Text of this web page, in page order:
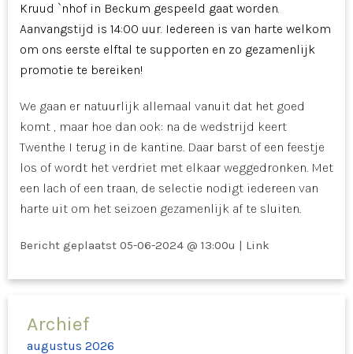
Kruud `nhof in Beckum gespeeld gaat worden.
Aanvangstijd is 14:00 uur. Iedereen is van harte welkom
om ons eerste elftal te supporten en zo gezamenlijk
promotie te bereiken!
We gaan er natuurlijk allemaal vanuit dat het goed
komt , maar hoe dan ook: na de wedstrijd keert
Twenthe I terug in de kantine. Daar barst of een feestje
los of wordt het verdriet met elkaar weggedronken. Met
een lach of een traan, de selectie nodigt iedereen van
harte uit om het seizoen gezamenlijk af te sluiten.
Bericht geplaatst 05-06-2024 @ 13:00u | Link
Archief
augustus 2026